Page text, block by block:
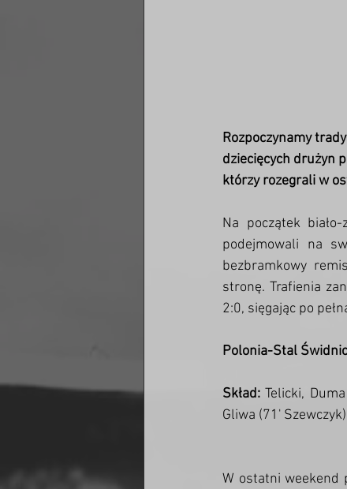
Rozpoczynamy
dziecięcych drużyn
którzy rozegrali w
Na początek
podejmowali na
bezbramkowy
stronę. Trafienia
2:0, sięgając po
Polonia-Stal
Skład: Telicki,
Gliwa (71'
W ostatni weekend